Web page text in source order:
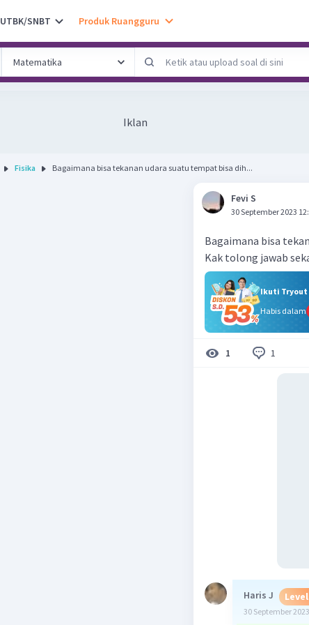
UTBK/SNBT Produk Ruangguru
Iklan
Fisika Bagaimana bisa tekanan udara suatu tempat bisa dih...
Fevi S
30 September 2023
Bagaimana bisa
Kak tolong jawab
Ikuti Tryout
Habis dalam
1 1
Haris J
30 September